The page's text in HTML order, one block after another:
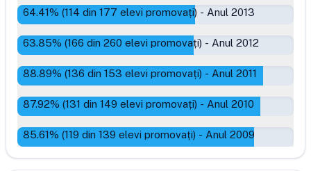
64.41% (114 din 177 elevi promovați) - Anul 2013
63.85% (166 din 260 elevi promovați) - Anul 2012
88.89% (136 din 153 elevi promovați) - Anul 2011
87.92% (131 din 149 elevi promovați) - Anul 2010
85.61% (119 din 139 elevi promovați) - Anul 2009